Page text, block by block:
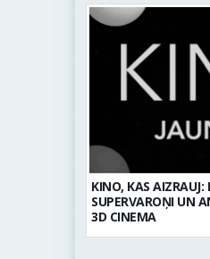
KINO, KAS AIZRAUJ:
SUPERVAROŅI UN
3D CINEMA